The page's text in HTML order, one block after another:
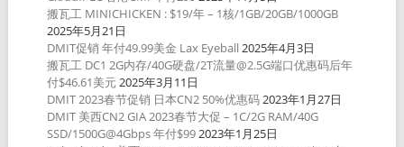
搬瓦工 MINICHICKEN : $19/年 – 1核/1GB/20GB/1000GB
2025年5月21日
DMIT促销 年付49.99美金 Lax Eyeball 2025年4月3日
搬瓦工 DC1 2G内存/40G硬盘/2T流量@2.5G端口优惠码后年
付$46.61美元2025年3月11日
DMIT 2023春节促销 日本CN2 50%优惠码2023年1月27日
DMIT 美西CN2 GIA 2023春节大促 – 1C/2G RAM/40G
SSD/1500G@4Gbps 年付$992023年1月25日